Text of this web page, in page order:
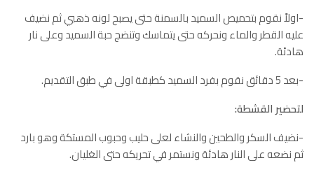
-اولاً نقوم بتحميص السميد بالسمنة حتى يصبح لونه ذهبي ثم نضيف
عليه القطر والماء ونحركه حتى يتماسك وتنضج حبة السميد وعلى نار
هادئة.
-بعد 5 دقائق نقوم بفرد السميد كطبقة اولى في طبق التقديم.
لتحضير القشطة:
-نضيف السكر والطحين والنشاء لعلى حليب وحبوب المستكة وهو بارد
ثم نضعه على النار هادئة ونستمر في تحريكه حتى الغليان.